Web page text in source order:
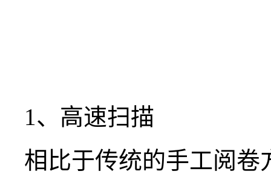
1、高速扫描
相比于传统的手工阅卷